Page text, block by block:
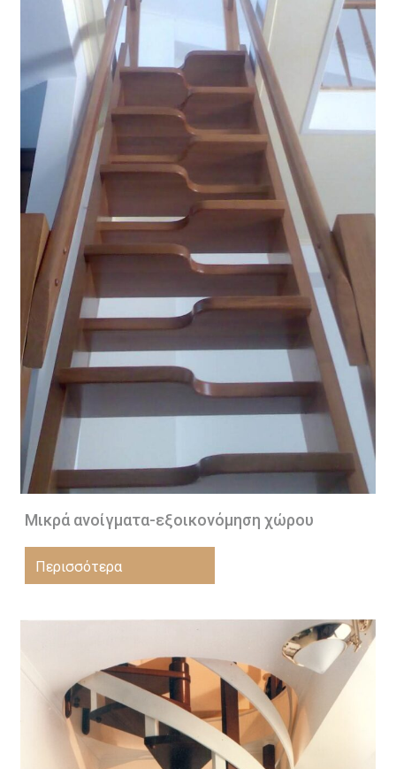
Μικρά ανοίγματα-εξοικονόμηση χώρου